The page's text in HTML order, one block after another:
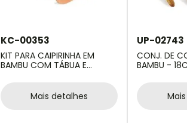
KC-00353
KIT PARA CAIPIRINHA EM
BAMBU COM TÁBUA E
Mais detalhes
UP-02743
CONJ. DE
BAMBU -